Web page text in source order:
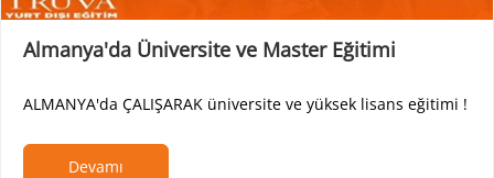
Almanya'da Üniversite ve Master Eğitimi
ALMANYA'da ÇALIŞARAK üniversite ve yüksek lisans eğitimi !
Devamı